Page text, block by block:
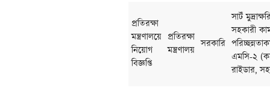
প্রতিরক্ষা
মন্ত্রণালয়ে
নিয়োগ
বিজ্ঞপ্তি
প্রতিরক্ষা
মন্ত্রণালয়
সরকারি
সাটঁ
সহকারী
এমসি-২
রাইডার,